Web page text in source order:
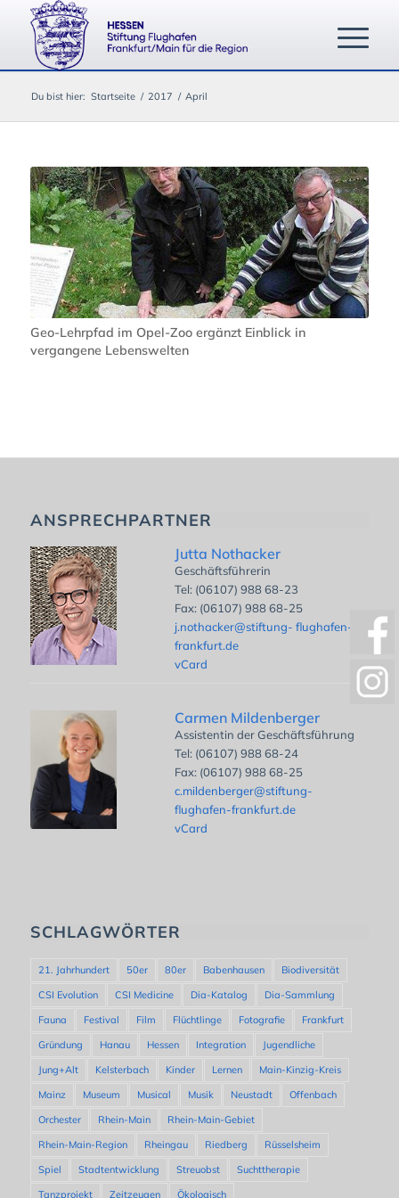
Du bist hier: Startseite / 2017 / April
Geo-Lehrpfad im Opel-Zoo ergänzt Einblick in
vergangene Lebenswelten
ANSPRECHPARTNER
Jutta Nothacker
Geschäftsführerin
Tel: (06107) 988 68-23
Fax: (06107) 988 68-25
j.nothacker@stiftung- flughafen-
frankfurt.de
vCard
Carmen Mildenberger
Assistentin der Geschäftsführung
Tel: (06107) 988 68-24
Fax: (06107) 988 68-25
c.mildenberger@stiftung-
flughafen-frankfurt.de
vCard
SCHLAGWÖRTER
21. Jahrhundert 50er 80er Babenhausen
Biodiversität
CSI Evolution
CSI Medicine Dia-Katalog
Dia-Sammlung
Fauna
Festival Film Flüchtlinge Fotografie
Frankfurt
Gründung
Hanau Hessen Integration
Jugendliche
Jung+Alt
Kelsterbach Kinder Lernen
Main-Kinzig-Kreis
Mainz
Museum Musical Musik Neustadt
Offenbach
Orchester
Rhein-Main
Rhein-Main-Gebiet
Rhein-Main-Region
Rheingau Riedberg
Rüsselsheim
Spiel
Stadtentwicklung Streuobst
Suchttherapie
Tanzprojekt
Zeitzeugen Ökologisch